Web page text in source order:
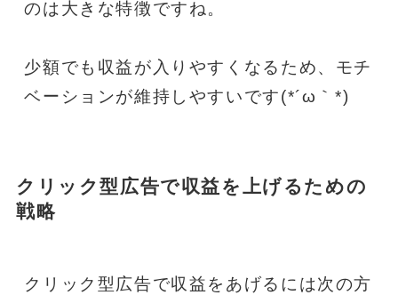
のは大きな特徴ですね。
少額でも収益が入りやすくなるため、モチ
ベーションが維持しやすいです(*´ω｀*)
クリック型広告で収益を上げるための
戦略
クリック型広告で収益をあげるには次の方